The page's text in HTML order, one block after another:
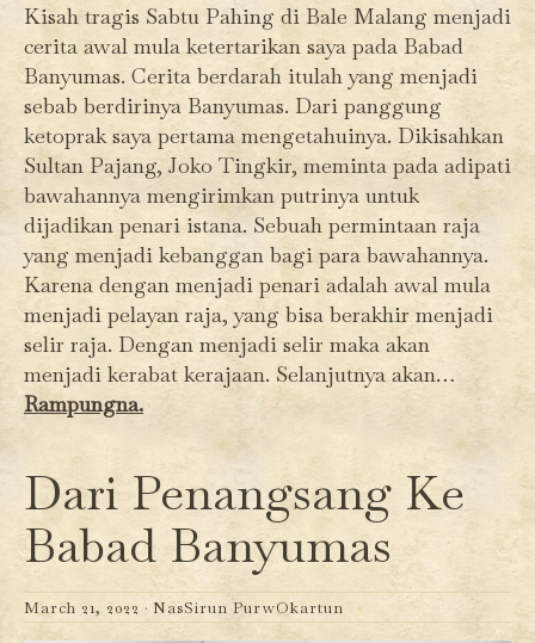
Kisah tragis Sabtu Pahing di Bale Malang menjadi
cerita awal mula ketertarikan saya pada Babad
Banyumas. Cerita berdarah itulah yang menjadi
sebab berdirinya Banyumas. Dari panggung
ketoprak saya pertama mengetahuinya. Dikisahkan
Sultan Pajang, Joko Tingkir, meminta pada adipati
bawahannya mengirimkan putrinya untuk
dijadikan penari istana. Sebuah permintaan raja
yang menjadi kebanggan bagi para bawahannya.
Karena dengan menjadi penari adalah awal mula
menjadi pelayan raja, yang bisa berakhir menjadi
selir raja. Dengan menjadi selir maka akan
menjadi kerabat kerajaan. Selanjutnya akan…
Rampungna.
Dari Penangsang Ke
Babad Banyumas
March 21, 2022 · NasSirun PurwOkartun